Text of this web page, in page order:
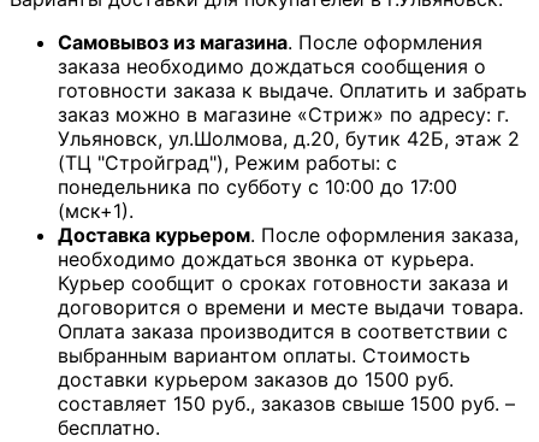
Самовывоз из магазина. После оформления
заказа необходимо дождаться сообщения о
готовности заказа к выдаче. Оплатить и забрать
заказ можно в магазине «Стриж» по адресу: г.
Ульяновск, ул.Шолмова, д.20, бутик 42Б, этаж 2
(ТЦ "Стройград"), Режим работы: с
понедельника по субботу с 10:00 до 17:00
(мск+1).
Доставка курьером. После оформления заказа,
необходимо дождаться звонка от курьера.
Курьер сообщит о сроках готовности заказа и
договорится о времени и месте выдачи товара.
Оплата заказа производится в соответствии с
выбранным вариантом оплаты. Стоимость
доставки курьером заказов до 1500 руб.
составляет 150 руб., заказов свыше 1500 руб. –
бесплатно.